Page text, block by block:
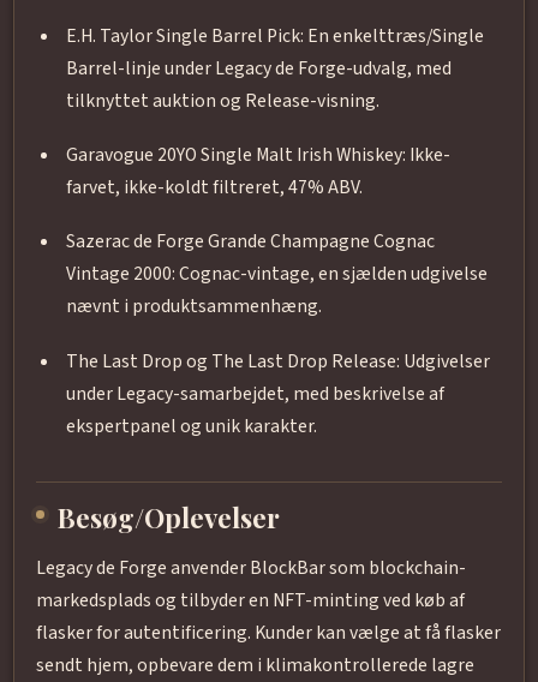
E.H. Taylor Single Barrel Pick: En enkelttræs/Single
Barrel-linje under Legacy de Forge-udvalg, med
tilknyttet auktion og Release-visning.
Garavogue 20YO Single Malt Irish Whiskey: Ikke-
farvet, ikke-koldt filtreret, 47% ABV.
Sazerac de Forge Grande Champagne Cognac
Vintage 2000: Cognac-vintage, en sjælden udgivelse
nævnt i produktsammenhæng.
The Last Drop og The Last Drop Release: Udgivelser
under Legacy-samarbejdet, med beskrivelse af
ekspertpanel og unik karakter.
Besøg/Oplevelser
Legacy de Forge anvender BlockBar som blockchain-
markedsplads og tilbyder en NFT-minting ved køb af
flasker for autentificering. Kunder kan vælge at få flasker
sendt hjem, opbevare dem i klimakontrollerede lagre